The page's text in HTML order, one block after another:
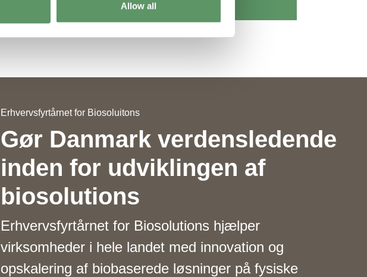
Allow all
Erhvervsfyrtårnet for Biosoluitons
Gør Danmark verdensledende
inden for udviklingen af
biosolutions
Erhvervsfyrtårnet for Biosolutions hjælper
virksomheder i hele landet med innovation og
opskalering af biobaserede løsninger på fysiske